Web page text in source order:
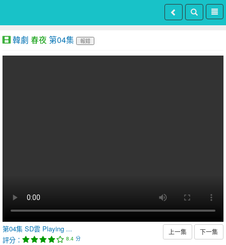
韓劇 春夜 第04集 報錯
第04集 SD雲 Playing ...
評分：
8.4 分
上一集 下一集